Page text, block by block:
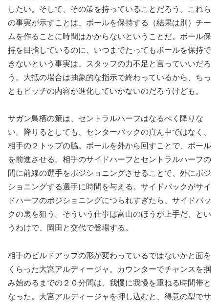
したい。そして、その策を持っていることだろう。これら
の事実が示すことは、ボールを保持する（結果は別）チー
ムを作ることに時間はかからないということだ。ボール保
持を目指しているのに、いつまでたってもボールを保持で
きないという事実は、スタッフの力不足と言っていいだろ
う。大抵の場合は抽象的な指示で終わっているから、ちっ
ともピッチの内容が進化していかないのだろうけども。
サガン鳥栖の策は、セントラルハーフはなるべく降りな
い。降りるとしても、センターバックの真ん中ではなく、
相手の２トップの脇。ボールを外から回すことで、ボール
を前進させる。相手のサイドハーフとセントラルハーフの
間に前線の選手をポジショニングさせることで、外にポジ
ショニングする選手に時間を与える。サイドバックがサイ
ドハーフのポジショニングにつられすぎたら、サイドバッ
クの裏を狙う。そういう仕事は富山のほうが上手だ、とい
うわけで、岡田と交代で登場する。
相手のビルドアップの形が変わっているではないかと面を
くらった大宮アルディージャ。カウンターでチャンスを掴
み始めるまでの２０分間は、我慢に我慢を重ねる時間帯と
なった。大宮アルディージャを押し込むと、得意の型でサ